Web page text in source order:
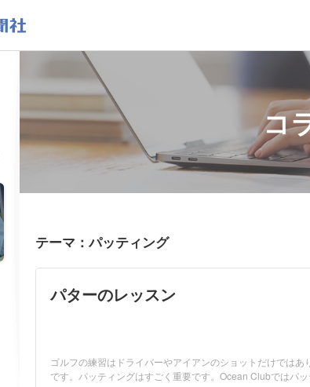
コ
テーマ：パッティング
パターのレッスン
ゴルフの練習はドライバーやアイアンのショットだけでは
です。パッティングはすごく重要です。Ocean Clubではパ